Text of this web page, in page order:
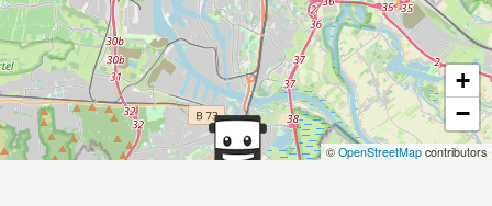
+
−
© OpenStreetMap contributors